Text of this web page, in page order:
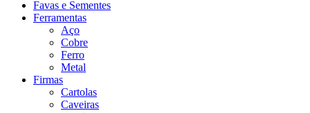
Favas e Sementes
Ferramentas
Aço
Cobre
Ferro
Metal
Firmas
Cartolas
Caveiras